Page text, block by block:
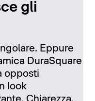
gli
Eppure
DuraSquare
opposti
look